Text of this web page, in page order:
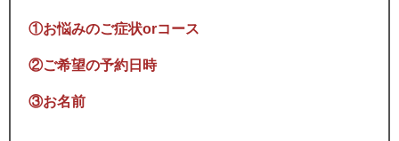
①お悩みのご症状orコース
②ご希望の予約日時
③お名前